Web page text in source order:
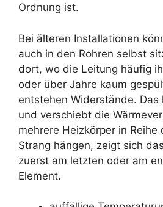
Ordnung ist.
Bei älteren Installationen
auch in den Rohren selbst
dort, wo die Leitung häufig
oder über Jahre kaum
entstehen Widerstände. Das
und verschiebt die
mehrere Heizkörper in Reihe
Strang hängen, zeigt sich
zuerst am letzten oder am
Element.